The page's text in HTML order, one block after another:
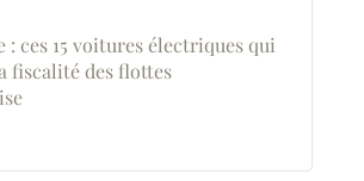
: ces 15 voitures électriques qui
fiscalité des flottes